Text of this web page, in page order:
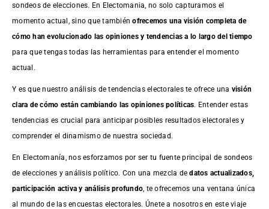
sondeos de elecciones. En Electomania, no solo capturamos el
momento actual, sino que tambiénofrecemos una visión completa de
cómo han evolucionado las opiniones y tendencias a lo largo del tiempo
para que tengas todas las herramientas para entender el momento
actual.
Y es que nuestro análisis de tendencias electorales te ofrece una visión
clara de cómo están cambiando las opiniones políticas. Entender estas
tendencias es crucial para anticipar posibles resultados electorales y
comprender el dinamismo de nuestra sociedad.
En Electomanía, nos esforzamos por ser tu fuente principal de sondeos
de elecciones y análisis político. Con una mezcla dedatos actualizados,
participación activa y análisis profundo , te ofrecemos una ventana única
al mundo de las encuestas electorales. Únete a nosotros en este viaje